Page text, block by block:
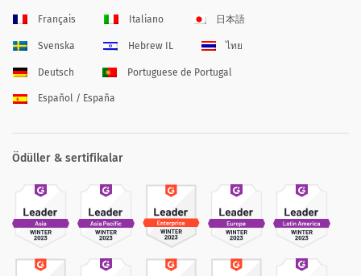
Français Italiano 日本語
Svenska Hebrew IL ไทย
Deutsch Portuguese de Portugal
Español / España
Ödüller & sertifikalar